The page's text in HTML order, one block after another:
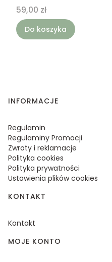
Cena
59,00 zł
Do koszyka
Linki w stopce
INFORMACJE
Regulamin
Regulaminy Promocji
Zwroty i reklamacje
Polityka cookies
Polityka prywatności
Ustawienia plików cookies
KONTAKT
Kontakt
MOJE KONTO